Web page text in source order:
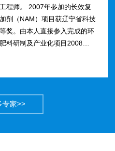
程师。 2007年参加的长效复
剂（NAM）项目获辽宁省科技
奖。由本人直接参入完成的环
料研制及产业化项目2008年获
贡献中青年专...
专家>>